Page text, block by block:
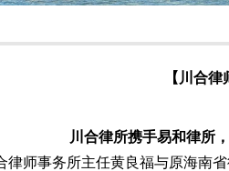
【川合
川合律所携手易和律所
律师事务所主任黄良福与原海南